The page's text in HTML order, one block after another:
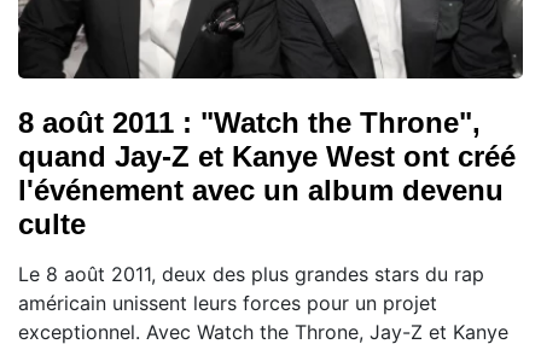
8 août 2011 : "Watch the Throne",
quand Jay-Z et Kanye West ont créé
l'événement avec un album devenu
culte
Le 8 août 2011, deux des plus grandes stars du rap
américain unissent leurs forces pour un projet
exceptionnel. Avec Watch the Throne, Jay-Z et Kanye